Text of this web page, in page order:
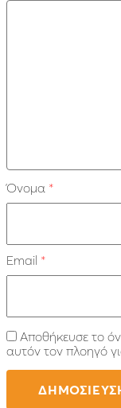
Όνομα *
Email *
Αποθήκευσε το
αυτόν τον πλοηγό